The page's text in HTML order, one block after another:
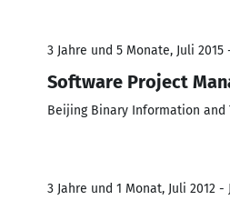
3 Jahre und 5 Monate, Juli 2015
Software Project
Beijing Binary Information and
3 Jahre und 1 Monat, Juli 2012 -